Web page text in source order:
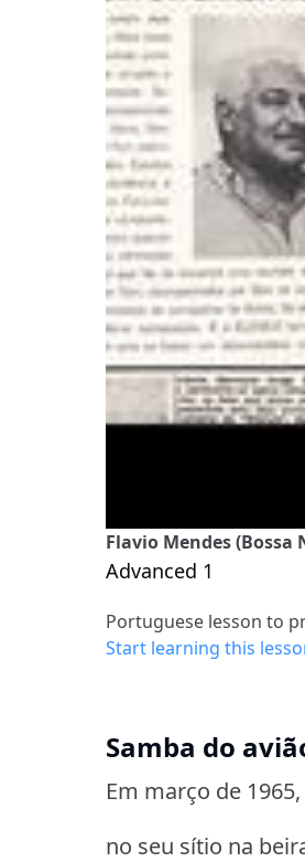
Flavio Mendes (Bossa
Advanced 1
Portuguese lesson to
Start learning this
Samba do
Em março de
no seu sítio na